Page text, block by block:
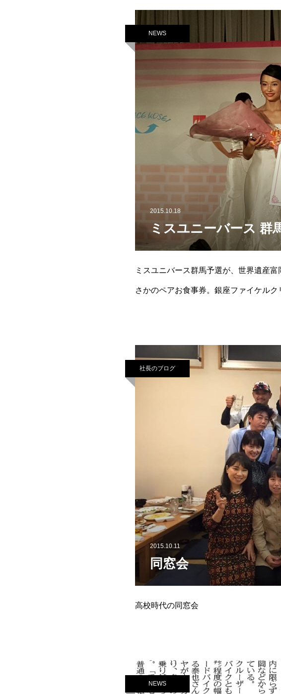
NEWS
2015.10.18
ミスユニーバース 群
ミスユニバース群馬予選が、世界遺産
さかのペアお食事券。銀座ファイケル
社長のブログ
2015.10.11
同窓会
高校時代の同窓会
NEWS